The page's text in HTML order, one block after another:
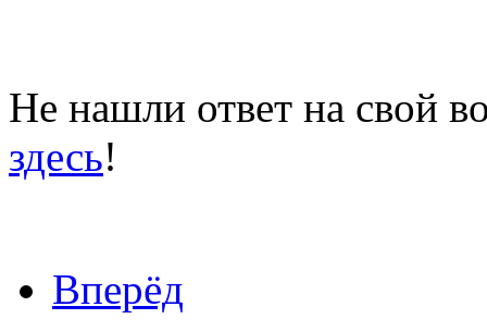
Не нашли ответ на свой
здесь!
Вперёд